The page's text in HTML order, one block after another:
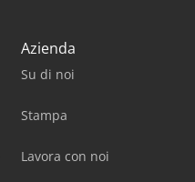
Azienda
Su di noi
Stampa
Lavora con noi